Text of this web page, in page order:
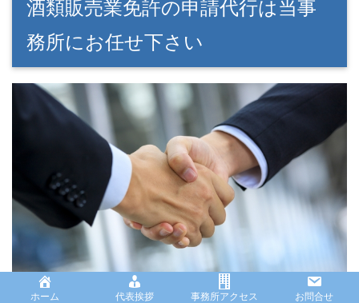
酒類販売業免許の申請代行は当事
務所にお任せ下さい
ホーム 代表挨拶 事務所アクセス お問合せ